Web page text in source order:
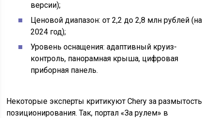
версии);
Ценовой диапазон: от 2,2 до 2,8 млн рублей (на
2024 год);
Уровень оснащения: адаптивный круиз-
контроль, панорамная крыша, цифровая
приборная панель.
Некоторые эксперты критикуют Chery за размытость
позиционирования. Так, портал «За рулем» в